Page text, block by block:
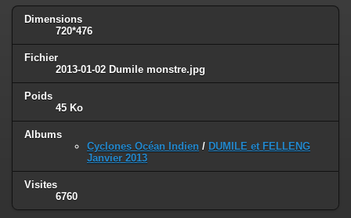
Dimensions
720*476
Fichier
2013-01-02 Dumile monstre.jpg
Poids
45 Ko
Albums
Cyclones Océan Indien / DUMILE et FELLENG
Janvier 2013
Visites
6760